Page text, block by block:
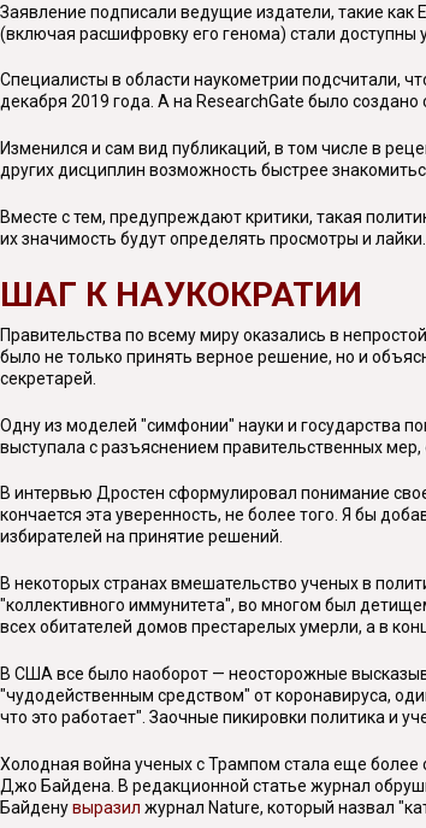
Заявление подписали ведущие издатели, такие как
(включая расшифровку его генома) стали доступны
Специалисты в области наукометрии подсчитали,
декабря 2019 года. А на ResearchGate было
Изменился и сам вид публикаций, в том числе в
других дисциплин возможность быстрее
Вместе с тем, предупреждают критики, такая
их значимость будут определять просмотры и
ШАГ К НАУКОКРАТИИ
Правительства по всему миру оказались в
было не только принять верное решение, но и
секретарей.
Одну из моделей "симфонии" науки и государства
выступала с разъяснением правительственных
В интервью Дростен сформулировал понимание
кончается эта уверенность, не более того. Я бы
избирателей на принятие решений.
В некоторых странах вмешательство ученых в
"коллективного иммунитета", во многом был
всех обитателей домов престарелых умерли, а в
В США все было наоборот — неосторожные
"чудодейственным средством" от коронавируса,
что это работает". Заочные пикировки политика и
Холодная война ученых с Трампом стала еще
Джо Байдена. В редакционной статье журнал
Байденувыразил журнал Nature, который назвал